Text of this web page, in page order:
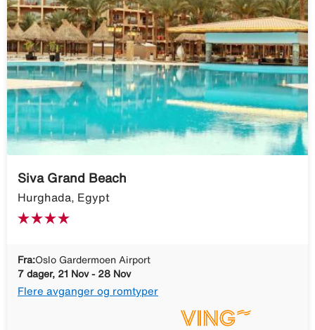
Siva Grand Beach
Hurghada, Egypt
Fra:Oslo Gardermoen Airport
7 dager, 21 Nov - 28 Nov
Flere avganger og romtyper